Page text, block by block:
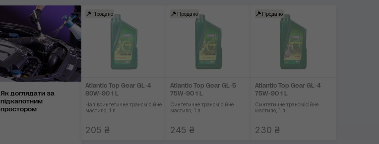
Диференціал
Застосувати
Застосувати
Як доглядати за
підкапотним
простором
Продано
Atlantic Top Gear GL-4
80W-90 1 L
Напівсинтетичне трансмісійне
мастило, 1 л
205 ₴
Продано
Atlantic Top Gear GL-5
75W-90 1 L
Синтетичне трансмісійне
мастило, 1 л
245 ₴
Продано
Atlantic Top Gear GL-4
75W-90 1 L
Синтетичне трансмісійне
мастило, 1 л
230 ₴